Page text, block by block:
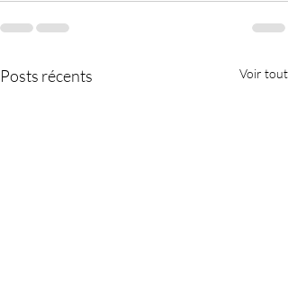
Posts récents Voir tout